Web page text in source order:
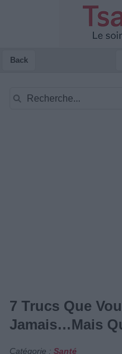
Back
7 Trucs Que
Jamais…Mais
Catégorie : Santé